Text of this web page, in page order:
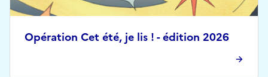
Opération Cet été, je lis ! - édition 2026